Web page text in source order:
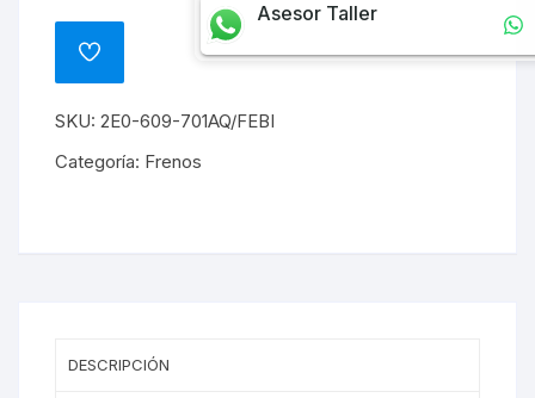
ADD
SKU: 2E0-609-701AQ/FEBI
Categoría: Frenos
DESCRIPCIÓN
Asesor Taller